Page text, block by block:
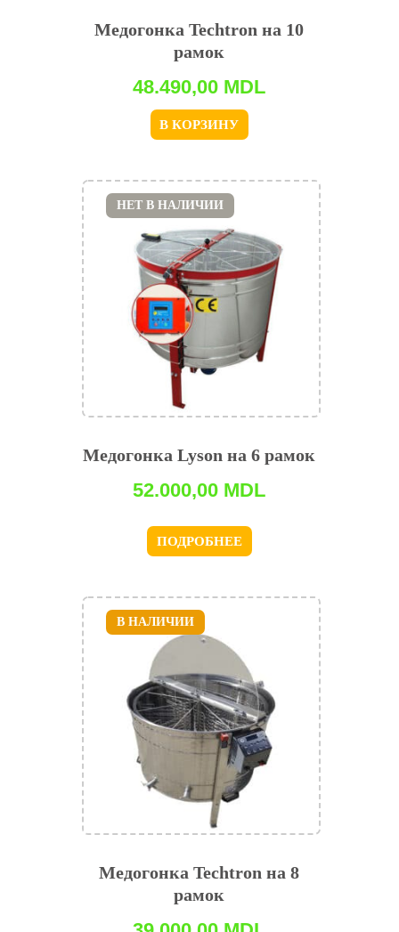
Медогонка Techtron на 10
рамок
48.490,00 MDL
В КОРЗИНУ
Медогонка Lyson на 6 рамок
52.000,00 MDL
ПОДРОБНЕЕ
НЕТ В НАЛИЧИИ
Медогонка Techtron на 8
рамок
В НАЛИЧИИ